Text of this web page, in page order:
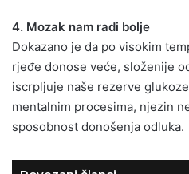
4. Mozak nam radi bolje
Dokazano je da po visokim
rjeđe donose veće, složenije
iscrpljuje naše rezerve
mentalnim procesima, njezin
sposobnost donošenja odluka.